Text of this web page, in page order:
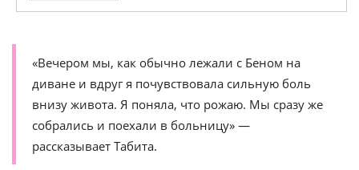
«Вечером мы, как обычно лежали с Беном на
диване и вдруг я почувствовала сильную боль
внизу живота. Я поняла, что рожаю. Мы сразу же
собрались и поехали в больницу» —
рассказывает Табита.